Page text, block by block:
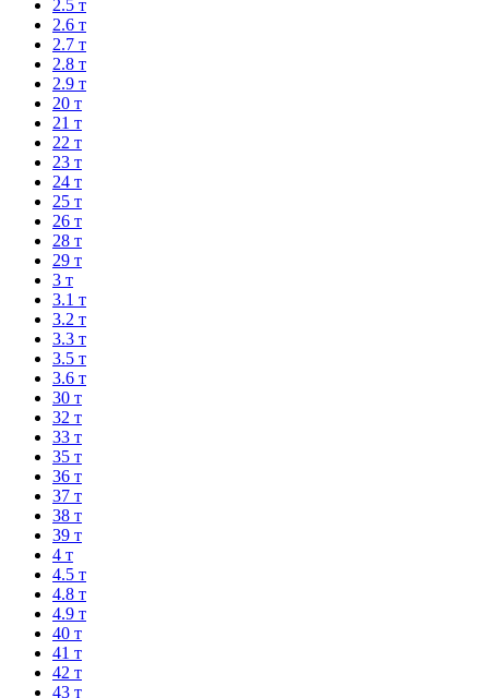
2.5 т
2.6 т
2.7 т
2.8 т
2.9 т
20 т
21 т
22 т
23 т
24 т
25 т
26 т
28 т
29 т
3 т
3.1 т
3.2 т
3.3 т
3.5 т
3.6 т
30 т
32 т
33 т
35 т
36 т
37 т
38 т
39 т
4 т
4.5 т
4.8 т
4.9 т
40 т
41 т
42 т
43 т